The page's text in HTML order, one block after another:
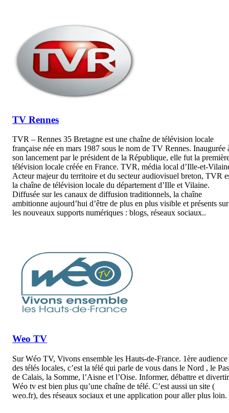
TV Rennes
TVR – Rennes 35 Bretagne est une chaîne de télévision locale
française née en mars 1987 sous le nom de TV Rennes. Inaugurée
son lancement par le président de la République, elle fut la
télévision locale créée en France. TVR, média local d’Ille-et-
Acteur majeur du territoire et du secteur audiovisuel breton, TVR
la chaîne de télévision locale du département d’Ille et Vilaine.
Diffusée sur les canaux de diffusion traditionnels, la chaîne
ambitionne aujourd’hui d’être de plus en plus visible et présents sur
les nouveaux supports numériques : blogs, réseaux sociaux..
Weo TV
Sur Wéo TV, Vivons ensemble les Hauts-de-France. 1ère audience
des télés locales, c’est la télé qui parle de vous dans le Nord , le Pas
de Calais, la Somme, l’Aisne et l’Oise. Informer, débattre et
Wéo tv est bien plus qu’une chaîne de télé. C’est aussi un site (
weo.fr), des réseaux sociaux et une application pour aller plus loin.